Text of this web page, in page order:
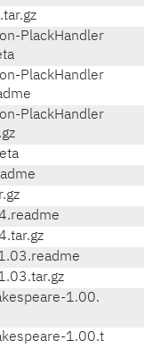
PlackHandler
PlackHandler
PlackHandler
1.00.
1.00.t